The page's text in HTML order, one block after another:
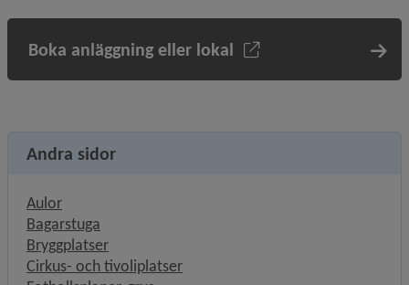
Boka anläggning eller lokal
Andra sidor
Aulor
Bagarstuga
Bryggplatser
Cirkus- och tivoliplatser